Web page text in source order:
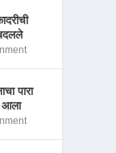
पारा
आला